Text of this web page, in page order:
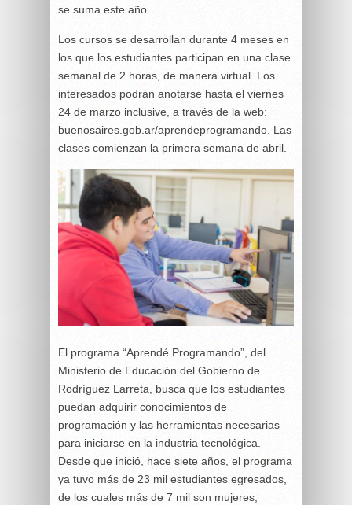
se suma este año.
Los cursos se desarrollan durante 4 meses en
los que los estudiantes participan en una clase
semanal de 2 horas, de manera virtual. Los
interesados podrán anotarse hasta el viernes
24 de marzo inclusive, a través de la web:
buenosaires.gob.ar/aprendeprogramando. Las
clases comienzan la primera semana de abril.
El programa “Aprendé Programando”, del
Ministerio de Educación del Gobierno de
Rodríguez Larreta, busca que los estudiantes
puedan adquirir conocimientos de
programación y las herramientas necesarias
para iniciarse en la industria tecnológica.
Desde que inició, hace siete años, el programa
ya tuvo más de 23 mil estudiantes egresados,
de los cuales más de 7 mil son mujeres,